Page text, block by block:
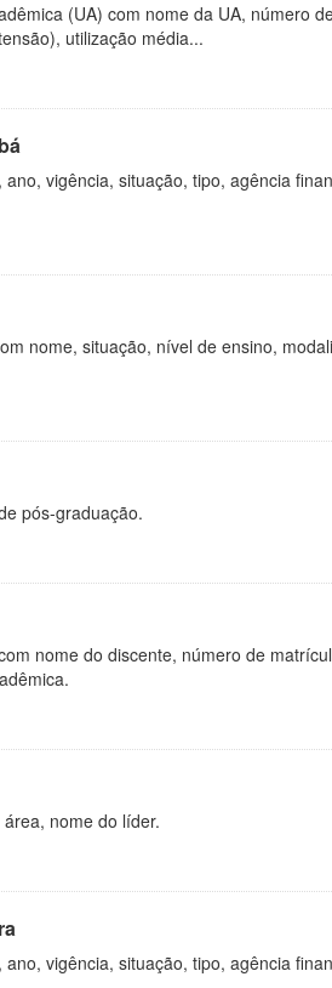
(UA) com nome da UA, número
utilização média...
vigência, situação, tipo, agência
nome, situação, nível de ensino,
pós-graduação.
nome do discente, número de
nome do líder.
vigência, situação, tipo, agência